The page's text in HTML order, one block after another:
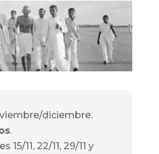
diciembre.
.
15/11, 22/11, 29/11 y